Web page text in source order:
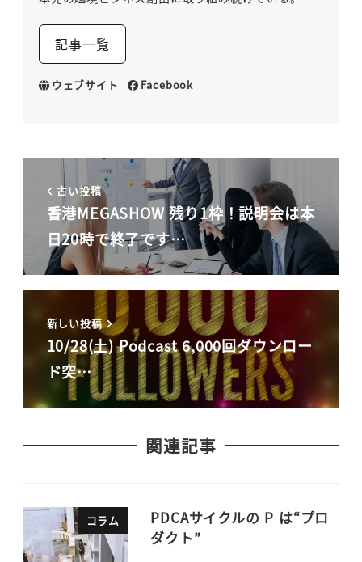
記事一覧
ウェブサイト Facebook
古い投稿
香港MEGASHOW 残り1枠！説明会は本
日20時で終了です…
新しい投稿
10/28(土) Podcast 6,000回ダウンロー
ド突…
関連記事
コラム
PDCAサイクルの P は“プロ
ダクト”